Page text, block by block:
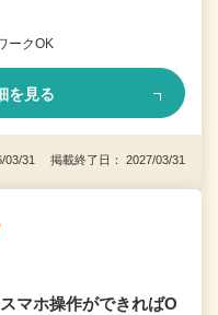
ークOK
を見る
03/31 掲載終了日： 2027/03/31
マホ操作ができればO